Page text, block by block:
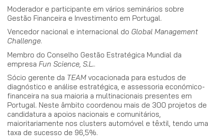
Moderador e participante em vários seminários sobre
Gestão Financeira e Investimento em Portugal.
Vencedor nacional e internacional do Global Management
Challenge.
Membro do Conselho Gestão Estratégica Mundial da
empresa Fun Science, S.L..
Sócio gerente da TEAM vocacionada para estudos de
diagnóstico e análise estratégica, e assessoria económico-
financeira na sua maioria a multinacionais presentes em
Portugal. Neste âmbito coordenou mais de 300 projetos de
candidatura a apoios nacionais e comunitários,
maioritariamente nos clusters automóvel e têxtil, tendo uma
taxa de sucesso de 96,5%.